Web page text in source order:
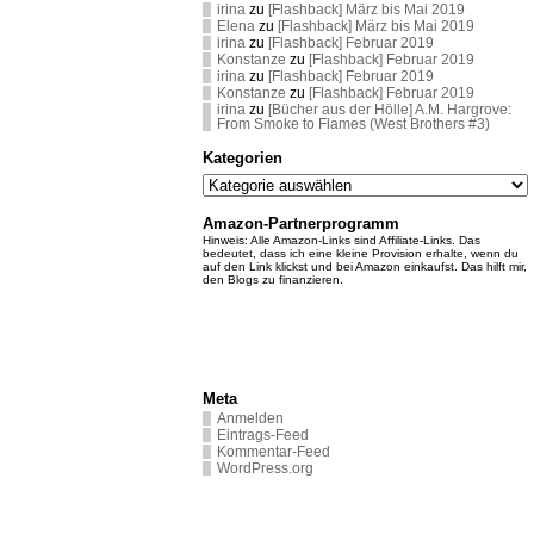
irina zu [Flashback] März bis Mai 2019
Elena zu [Flashback] März bis Mai 2019
irina zu [Flashback] Februar 2019
Konstanze zu [Flashback] Februar 2019
irina zu [Flashback] Februar 2019
Konstanze zu [Flashback] Februar 2019
irina zu [Bücher aus der Hölle] A.M. Hargrove:
From Smoke to Flames (West Brothers #3)
Kategorien
Kategorien
Amazon-Partnerprogramm
Hinweis: Alle Amazon-Links sind Affiliate-Links. Das
bedeutet, dass ich eine kleine Provision erhalte, wenn du
auf den Link klickst und bei Amazon einkaufst. Das hilft mir,
den Blogs zu finanzieren.
Meta
Anmelden
Eintrags-Feed
Kommentar-Feed
WordPress.org